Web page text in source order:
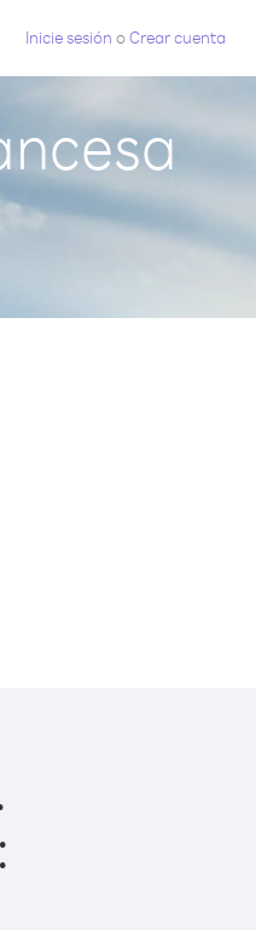
Inicie sesión oCrear cuenta